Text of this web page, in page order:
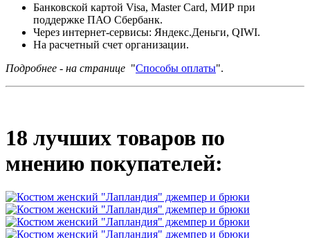
Банковской картой Visa, Master Card, МИР при
поддержке ПАО Сбербанк.
Через интернет-сервисы: Яндекс.Деньги, QIWI.
На расчетный счет организации.
Подробнее - на странице "Способы оплаты".
18 лучших товаров по
мнению покупателей: